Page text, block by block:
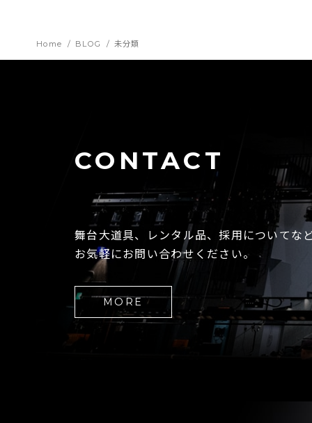
Home BLOG 未分類
CONTACT
舞台大道具、レンタル品、採用についてな
お気軽にお問い合わせください。
MORE